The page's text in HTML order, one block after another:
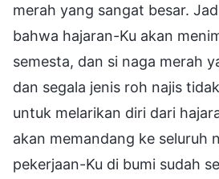
merah yang sangat besar.
bahwa hajaran-Ku akan
semesta, dan si naga merah
dan segala jenis roh najis
untuk melarikan diri dari
akan memandang ke seluruh
pekerjaan-Ku di bumi sudah